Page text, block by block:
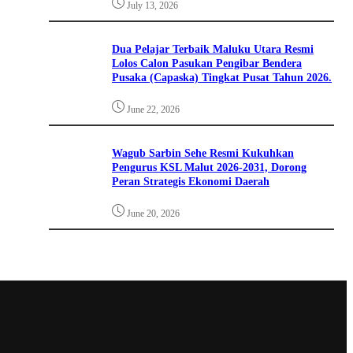
July 13, 2026
Dua Pelajar Terbaik Maluku Utara Resmi
Lolos Calon Pasukan Pengibar Bendera
Pusaka (Capaska) Tingkat Pusat Tahun 2026.
June 22, 2026
Wagub Sarbin Sehe Resmi Kukuhkan
Pengurus KSL Malut 2026-2031, Dorong
Peran Strategis Ekonomi Daerah
June 20, 2026